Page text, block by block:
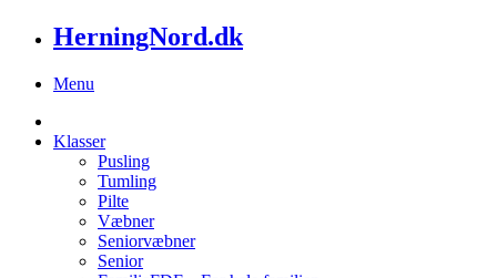
HerningNord.dk
Menu
Klasser
Pusling
Tumling
Pilte
Væbner
Seniorvæbner
Senior